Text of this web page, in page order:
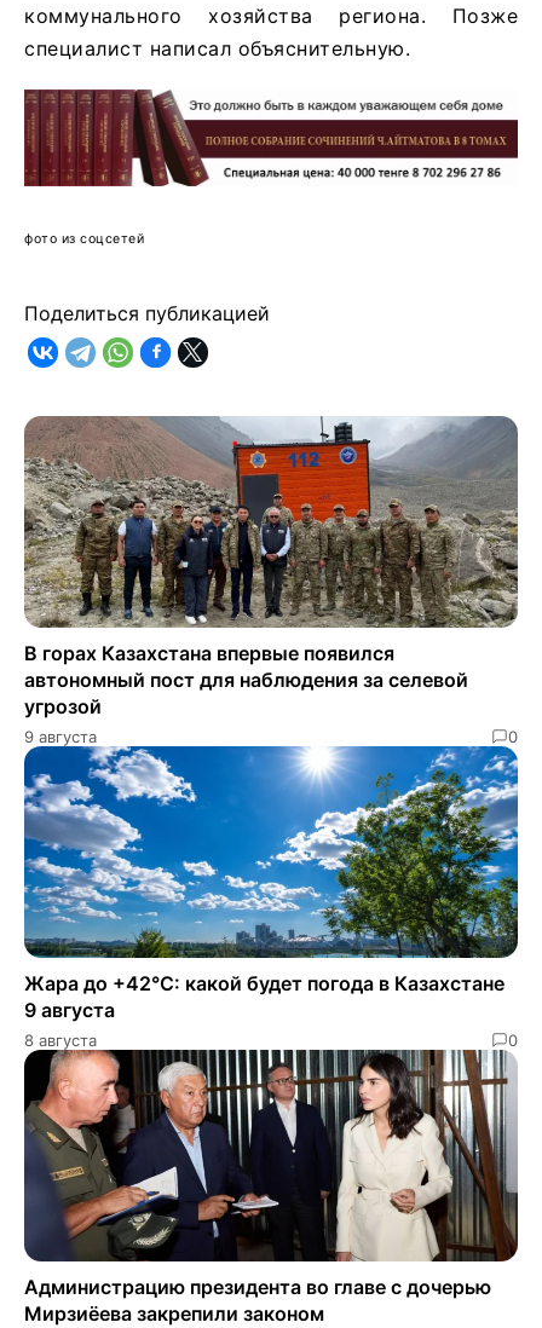
коммунального хозяйства региона. Позже
специалист написал объяснительную.
фото из соцсетей
Поделиться публикацией
В горах Казахстана впервые появился
автономный пост для наблюдения за селевой
угрозой
9 августа 0
Жара до +42°C: какой будет погода в Казахстане
9 августа
8 августа 0
Администрацию президента во главе с дочерью
Мирзиёева закрепили законом